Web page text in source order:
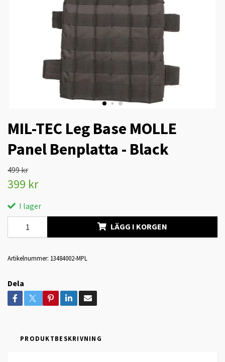
MIL-TEC Leg Base MOLLE
Panel Benplatta - Black
499 kr
399 kr
I lager
LÄGG I KORGEN
Artikelnummer: 13484002-MPL
Dela
PRODUKTBESKRIVNING